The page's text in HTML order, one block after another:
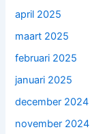
april 2025
maart 2025
februari 2025
januari 2025
december 2024
november 2024